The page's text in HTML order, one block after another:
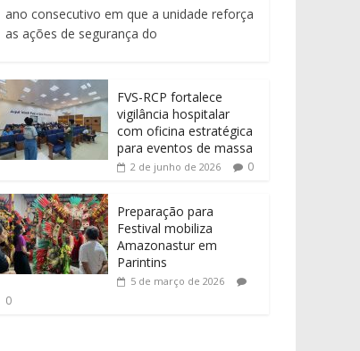
ano consecutivo em que a unidade reforça
as ações de segurança do
FVS-RCP fortalece
vigilância hospitalar
com oficina estratégica
para eventos de massa
2 de junho de 2026 0
Preparação para
Festival mobiliza
Amazonastur em
Parintins
5 de março de 2026
0